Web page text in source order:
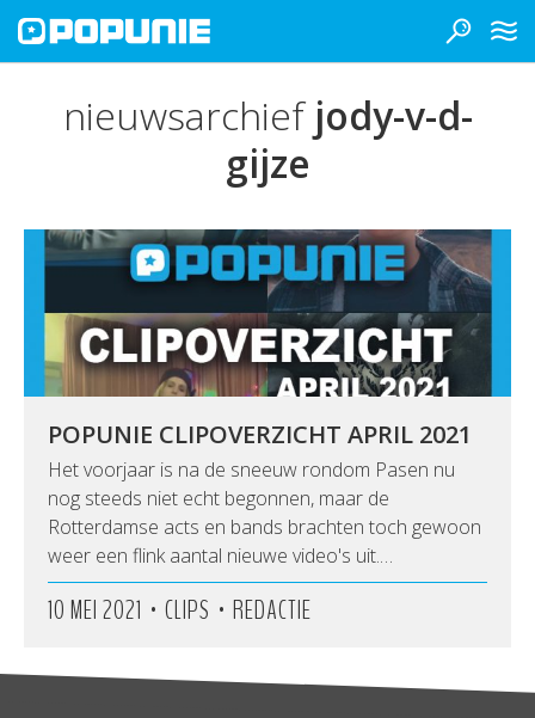
nieuwsarchief jody-v-d-
gijze
POPUNIE CLIPOVERZICHT APRIL 2021
Het voorjaar is na de sneeuw rondom Pasen nu
nog steeds niet echt begonnen, maar de
Rotterdamse acts en bands brachten toch gewoon
weer een flink aantal nieuwe video's uit.…
10 MEI 2021 • CLIPS • REDACTIE